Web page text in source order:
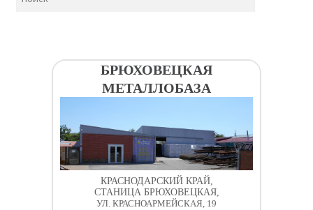
БРЮХОВЕЦКАЯ
МЕТАЛЛОБАЗА
КРАСНОДАРСКИЙ КРАЙ,
СТАНИЦА БРЮХОВЕЦКАЯ,
УЛ. КРАСНОАРМЕЙСКАЯ, 19